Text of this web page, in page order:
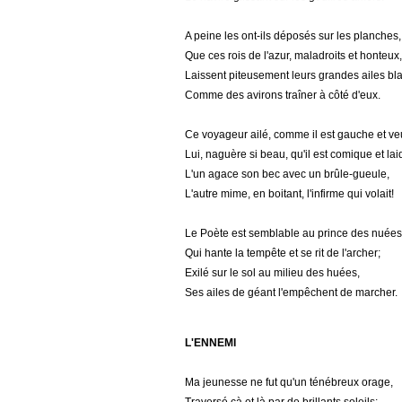
A peine les ont-ils déposés sur les planches,
Que ces rois de l'azur, maladroits et honteux,
Laissent piteusement leurs grandes ailes
Comme des avirons traîner à côté d'eux.
Ce voyageur ailé, comme il est gauche et
Lui, naguère si beau, qu'il est comique et
L'un agace son bec avec un brûle-gueule,
L'autre mime, en boitant, l'infirme qui volait!
Le Poète est semblable au prince des nuées
Qui hante la tempête et se rit de l'archer;
Exilé sur le sol au milieu des huées,
Ses ailes de géant l'empêchent de marcher.
L'ENNEMI
Ma jeunesse ne fut qu'un ténébreux orage,